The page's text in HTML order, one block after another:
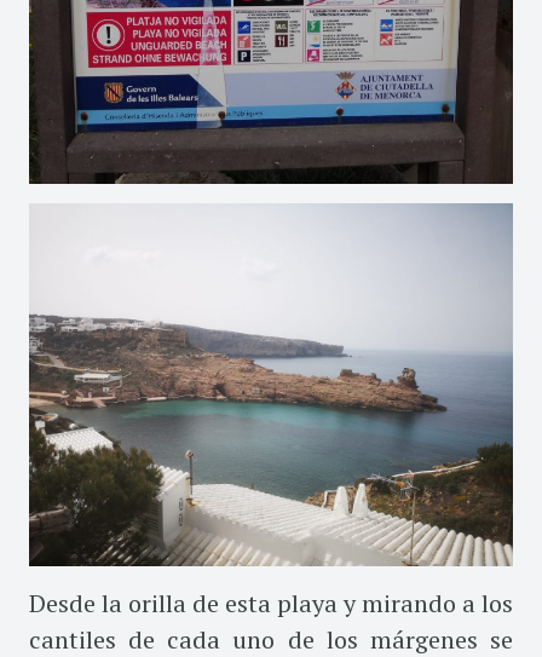
Desde la orilla de esta playa y mirando a los
cantiles de cada uno de los márgenes se